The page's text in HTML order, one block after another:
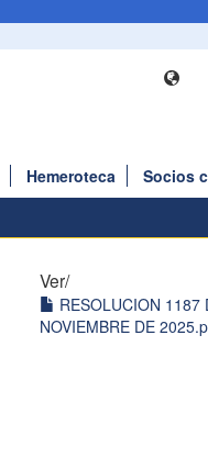
Hemeroteca
Socios
Ver/
RESOLUCION 1187
NOVIEMBRE DE